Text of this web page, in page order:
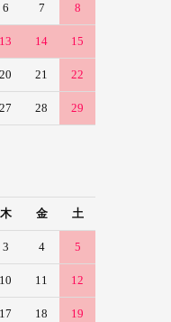
6 7 8
13 14 15
20 21 22
27 28 29
木 金 土
3 4 5
10 11 12
17 18 19